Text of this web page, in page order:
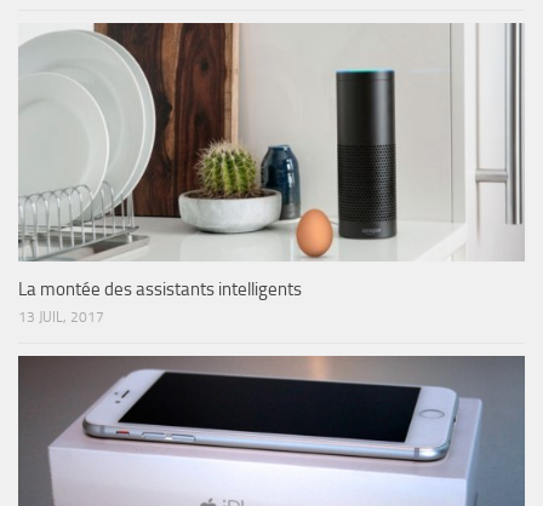
La montée des assistants intelligents
13 JUIL, 2017